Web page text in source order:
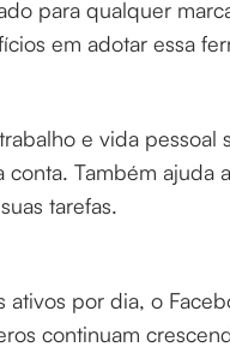
para qualquer
em adotar essa
e vida pessoal
Também ajuda
tarefas.
por dia, o
continuam